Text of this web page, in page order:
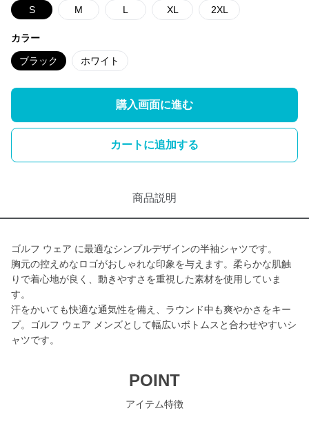
S M L XL 2XL
カラー
ブラック ホワイト
購入画面に進む
カートに追加する
商品説明
ゴルフ ウェア に最適なシンプルデザインの半袖シャツです。
胸元の控えめなロゴがおしゃれな印象を与えます。柔らかな肌触
りで着心地が良く、動きやすさを重視した素材を使用していま
す。
汗をかいても快適な通気性を備え、ラウンド中も爽やかさをキー
プ。ゴルフ ウェア メンズとして幅広いボトムスと合わせやすいシ
ャツです。
POINT
アイテム特徴